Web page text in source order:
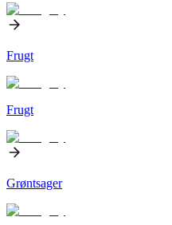
Frugt
Frugt
Grøntsager